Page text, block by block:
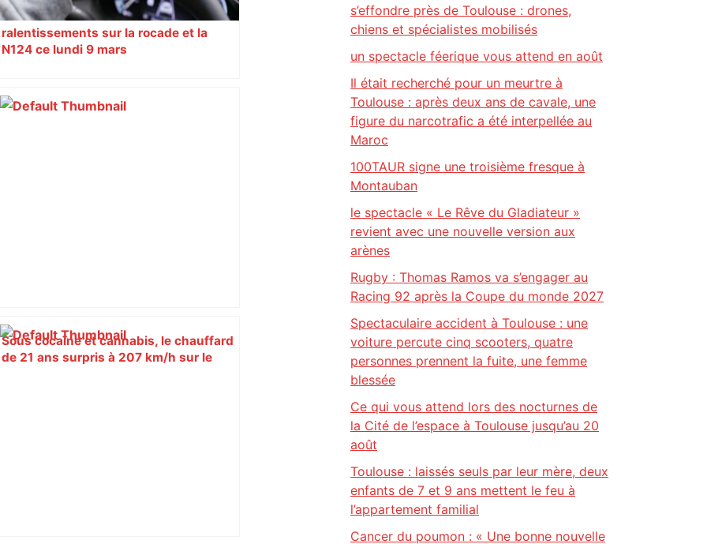
ralentissements sur la rocade et la
N124 ce lundi 9 mars
Sous cocaïne et cannabis, le chauffard
de 21 ans surpris à 207 km/h sur le
s’effondre près de Toulouse : drones,
chiens et spécialistes mobilisés
un spectacle féerique vous attend en août
Il était recherché pour un meurtre à
Toulouse : après deux ans de cavale, une
figure du narcotrafic a été interpellée au
Maroc
100TAUR signe une troisième fresque à
Montauban
le spectacle « Le Rêve du Gladiateur »
revient avec une nouvelle version aux
arènes
Rugby : Thomas Ramos va s’engager au
Racing 92 après la Coupe du monde 2027
Spectaculaire accident à Toulouse : une
voiture percute cinq scooters, quatre
personnes prennent la fuite, une femme
blessée
Ce qui vous attend lors des nocturnes de
la Cité de l’espace à Toulouse jusqu’au 20
août
Toulouse : laissés seuls par leur mère, deux
enfants de 7 et 9 ans mettent le feu à
l’appartement familial
Cancer du poumon : « Une bonne nouvelle